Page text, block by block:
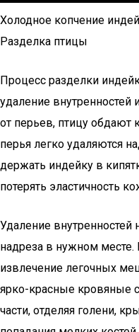
Холодное копчение
Разделка птицы
Процесс разделки
удаление внутренностей
от перьев, птицу обдают
перья легко удаляются
держать индейку в
потерять эластичность
Удаление внутренностей
надреза в нужном
извлечение легочных
ярко-красные кровяные
части, отделяя голени,